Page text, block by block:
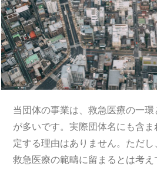
当団体の事業は、救急医療の一
が多いです。実際団体名にも含
定する理由はありません。ただ
救急医療の範疇に留まるとは考え